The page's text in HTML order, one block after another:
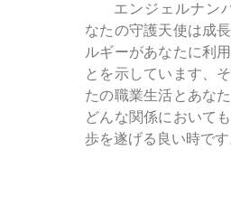
エンジェルナン
なたの守護天使は成
ルギーがあなたに利
とを示しています、
たの職業生活とあな
どんな関係において
歩を遂げる良い時です